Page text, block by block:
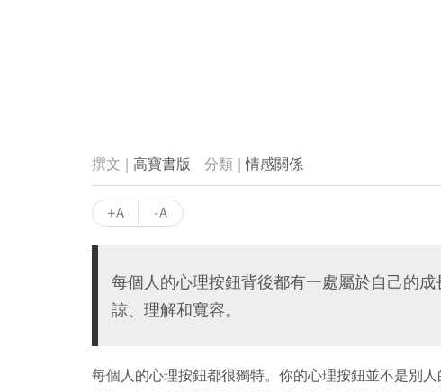
高寶書版 情感關係
+A -A
每個人的心理按鈕背後都有一處屬於自己的
諒、理解和寬容。
每個人的心理按鈕都很獨特。你的心理按鈕並不是別